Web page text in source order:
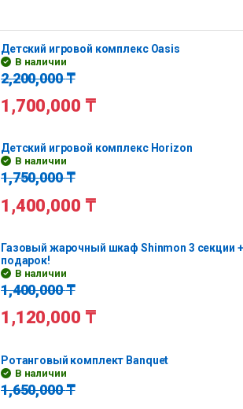
Детский игровой комплекс Oasis
В наличии
2,200,000₸
1,700,000 ₸
Детский игровой комплекс Horizon
В наличии
1,750,000₸
1,400,000 ₸
Газовый жарочный шкаф Shinmon 3 секции
подарок!
В наличии
1,400,000₸
1,120,000 ₸
Ротанговый комплект Banquet
В наличии
1,650,000₸